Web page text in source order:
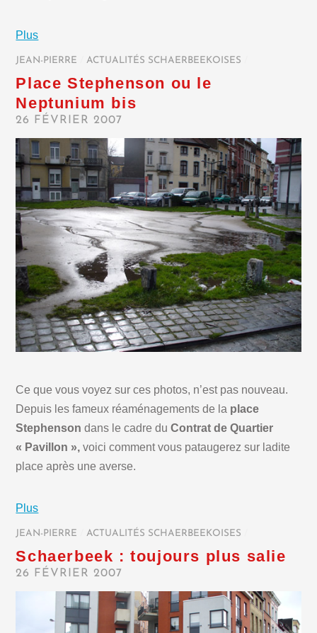
Plus
JEAN-PIERRE ACTUALITÉS SCHAERBEEKOISES
Place Stephenson ou le
Neptunium bis
26 FÉVRIER 2007
Ce que vous voyez sur ces photos, n’est pas nouveau.
Depuis les fameux réaménagements de la place
Stephenson dans le cadre duContrat de Quartier
« Pavillon », voici comment vous pataugerez sur ladite
place après une averse.
Plus
JEAN-PIERRE ACTUALITÉS SCHAERBEEKOISES
Schaerbeek : toujours plus salie
26 FÉVRIER 2007